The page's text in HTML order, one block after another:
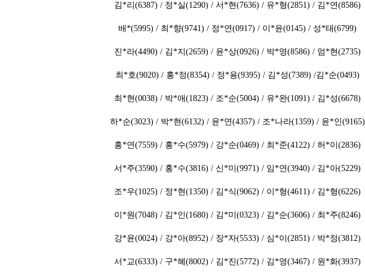
김*리(6387) / 정*실(1290) / 서*현(7636) / 유*형(2851) / 김*연(8586)
배*(5995) / 최*향(9741) / 정*연(0917) / 이*윤(0145) / 성*태(6799)
진*라(4490) / 김*지(2659) / 윤*상(0926) / 박*영(8586) / 엄*현(2735)
최*호(9020) / 홍*정(8354) / 정*용(9395) / 김*성(7389) /김*순(0493)
최*현(0038) / 박*애(1823) / 조*순(5004) / 유*완(1091) / 김*성(6678)
하*순(3023) / 박*현(6132) / 윤*연(4357) / 조*나라(1359) / 윤*인(9165)
홍*연(7559) / 홍*수(5979) / 강*순(0469) / 최*준(4122) / 허*이(2836)
서*주(3590) / 홍*수(3816) / 신*미(9971) / 임*연(3940) / 김*아(5229)
조*우(1025) / 정*현(1350) / 김*식(9062) / 이*형(4611) / 김*형(6226)
이*원(7048) / 김*인(1680) / 김*미(0323) / 김*순(3606) / 최*주(8246)
강*윤(0024) / 강*아(8952) / 장*자(5533) / 심*이(2851) / 박*정(3812)
서*교(6333) / 구*혜(8002) / 김*진(5772) / 김*영(3467) / 원*화(3937)